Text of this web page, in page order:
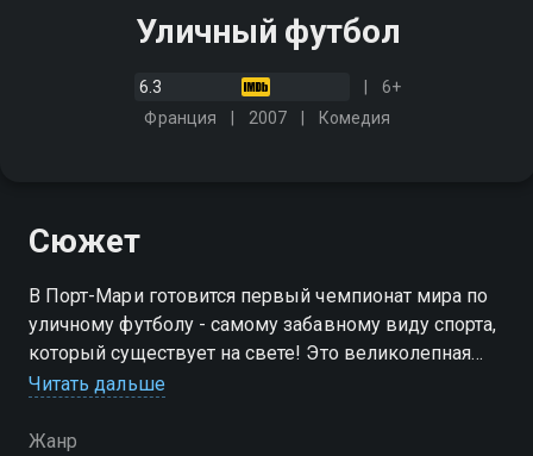
Уличный футбол
6.3
6+
Франция
2007 Комедия
Сюжет
В Порт-Мари готовится первый чемпионат мира по
уличному футболу - самому забавному виду спорта,
который существует на свете! Это великолепная
возможность проявить себя для Тага, братьев
Рифлер
Читать дальше
Жанр